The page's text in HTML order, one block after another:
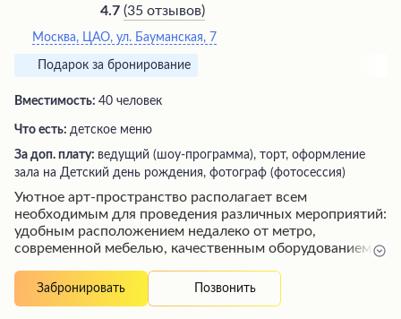
4.7 (35 отзывов)
Москва, ЦАО, ул. Бауманская, 7
Подарок за бронирование
Вместимость: 40 человек
Что есть: детское меню
За доп. плату: ведущий (шоу-программа), торт, оформление
зала на Детский день рождения, фотограф (фотосессия)
Уютное арт-пространство располагает всем
необходимым для проведения различных мероприятий:
удобным расположением недалеко от метро,
современной мебелью, качественным оборудованием
комплектом посуды. Профессиональные и
доброжелательные администраторы помогут
Забронировать Позвонить